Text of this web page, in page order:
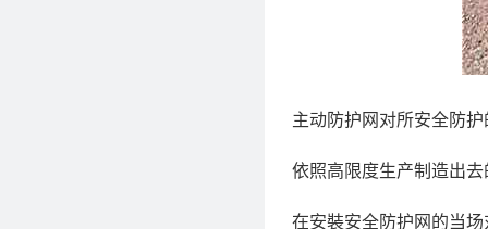
主动防护网对所安全防
依照高限度生产制造出
在安裝安全防护网的当